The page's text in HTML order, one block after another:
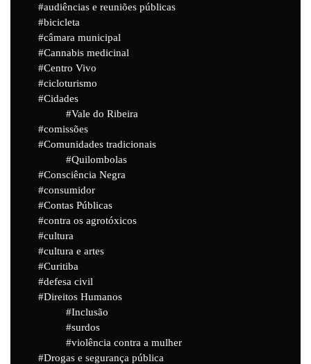
audiências e reuniões públicas
bicicleta
câmara municipal
Cannabis medicinal
Centro Vivo
cicloturismo
Cidades
Vale do Ribeira
comissões
Comunidades tradicionais
Quilombolas
Consciência Negra
consumidor
Contas Públicas
contra os agrotóxicos
cultura
cultura e artes
Curitiba
defesa civil
Direitos Humanos
Inclusão
surdos
violência contra a mulher
Drogas e segurança pública